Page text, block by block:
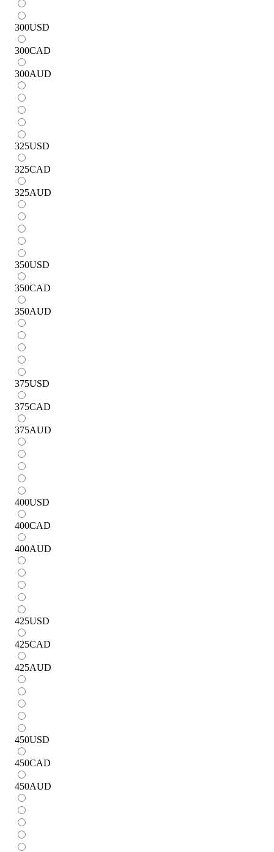
300USD
300CAD
300AUD
325USD
325CAD
325AUD
350USD
350CAD
350AUD
375USD
375CAD
375AUD
400USD
400CAD
400AUD
425USD
425CAD
425AUD
450USD
450CAD
450AUD